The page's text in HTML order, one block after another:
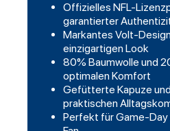
Offizielles NFL-
garantierter
Markantes Volt-
einzigartigen Look
80% Baumwolle und
optimalen Komfort
Gefütterte Kapuze
praktischen
Perfekt für Game-Day